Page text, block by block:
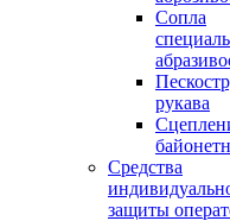
Сопла
рукава
Средства
защиты